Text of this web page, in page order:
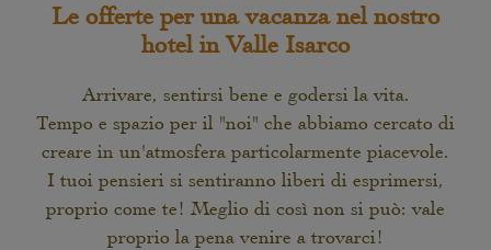
Le offerte per una vacanza nel nostro
hotel in Valle Isarco
Arrivare, sentirsi bene e godersi la vita.
Tempo e spazio per il "noi" che abbiamo cercato di
creare in un'atmosfera particolarmente piacevole.
I tuoi pensieri si sentiranno liberi di esprimersi,
proprio come te! Meglio di così non si può: vale
proprio la pena venire a trovarci!